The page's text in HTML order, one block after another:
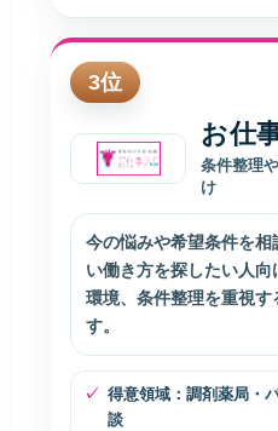
3位
お仕
条件整理
け
今の悩みや希望条件を
い働き方を探したい人
環境、条件整理を重視す
す。
得意領域：調剤薬局・
談